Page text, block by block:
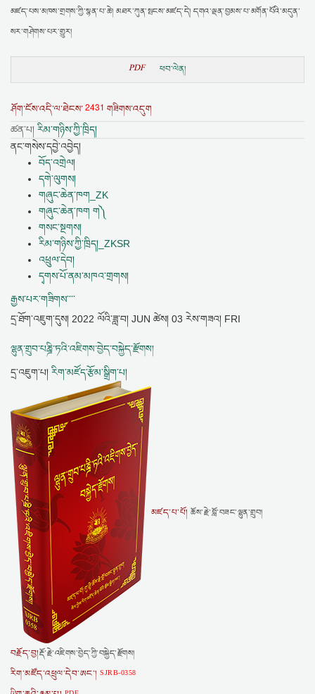
མཛད་པས་མཁས་གྲགས་ཀྱི་སྙན་པ་ཆེ། མཐར་ཀུན་སྤངས་མཛད་དེ། དགའ་ལྡན་བྱམས་པ་མགོན་པོའི་མདུན་
སར་གཤེགས་པར་གྱུར།
PDF ཕབ་ལེན།
ཤོག་ངོས་འདི་ལ་ཐེངས་2431 གཟིགས་འདུག
ཚན་པ། རིམ་གཉིས་ཀྱི་ཁྲིད།
ནང་གསེས་དབྱེ་འབྱེད།
བོད་འགྲེལ།
དགེ་ལུགས།
གཞུང་ཆེན་ཁག_ZK
གཞུང་ཆེན་ཁག ག༽
གསང་སྔགས།
རིམ་གཉིས་ཀྱི་ཁྲིད།_ZKSR
འཕྲུལ་དེབ།
དྭགས་པོ་ནམ་མཁའ་གྲགས།
རྒྱས་པར་གཟིགས་་་་
དྲ་ཐོག་འཇུག་དུས། 2022 ལོའི་ཟླ་བ། JUN ཚེས། 03 རེས་གཟའ། FRI
ལྷུན་གྲུབ་པཎྜི་ཏའི་འཇིགས་བྱེད་བསྐྱེད་རྫོགས།
དྲ་འཇུག་པ། རིག་མཛོད་རྩོམ་སྒྲིག་པ།
མཛད་པ་པོ།ཆོས་རྗེ་བློ་བཟང་ལྷུན་གྲུབ།
བརྗོད་བྱ།རྡོ་རྗེ་འཇིགས་བྱེད་ཀྱི་བསྐྱེད་རྫོགས།
རིག་མཛོད་འཕྲུལ་དེབ་ཨང་།SJRB-0358